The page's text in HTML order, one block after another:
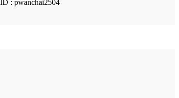
pwanchai2504